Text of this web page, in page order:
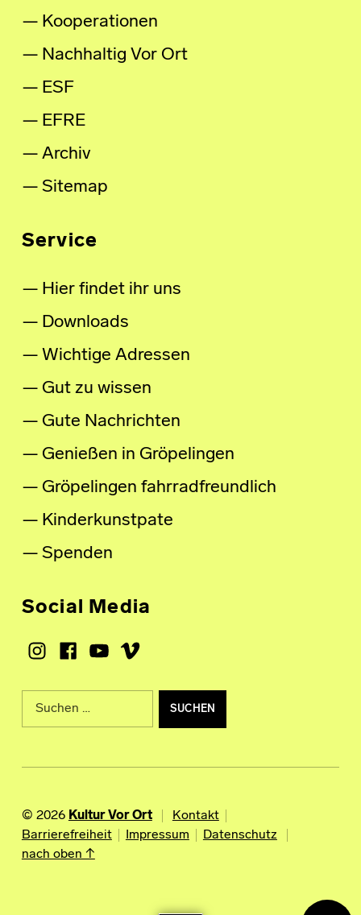
Kooperationen
Nachhaltig Vor Ort
ESF
EFRE
Archiv
Sitemap
Service
Hier findet ihr uns
Downloads
Wichtige Adressen
Gut zu wissen
Gute Nachrichten
Genießen in Gröpelingen
Gröpelingen fahrradfreundlich
Kinderkunstpate
Spenden
Social Media
Instagram
Facebook
Youtube
Vimeo
Suche nach:
© 2026 Kultur Vor Ort
Kontakt
Barrierefreiheit
Impressum
Datenschutz
nach oben ↑